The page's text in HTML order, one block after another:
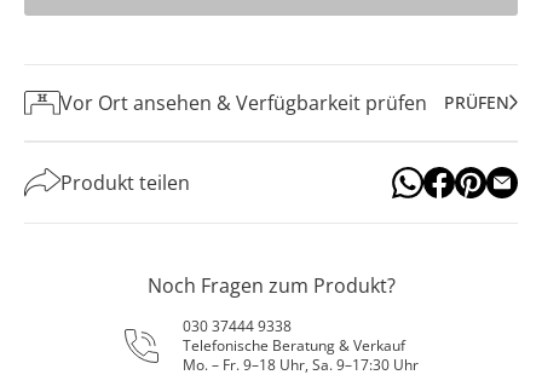
Vor Ort ansehen & Verfügbarkeit prüfen PRÜFEN
Produkt teilen
Noch Fragen zum Produkt?
030 37444 9338
Telefonische Beratung & Verkauf
Mo. – Fr. 9–18 Uhr, Sa. 9–17:30 Uhr